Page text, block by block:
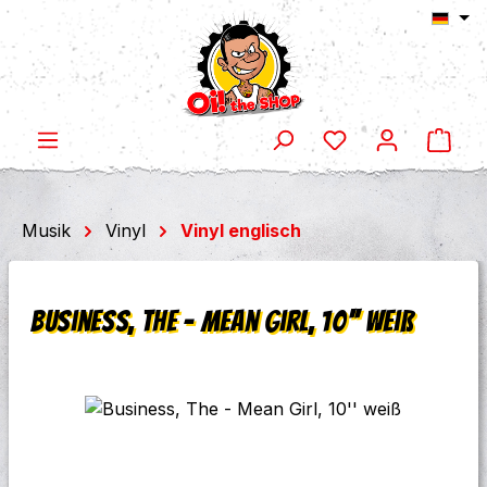
Zum Hauptinhalt springen
Musik Vinyl Vinyl englisch
Business, The - Mean Girl, 10'' weiß
Bildergalerie überspringen